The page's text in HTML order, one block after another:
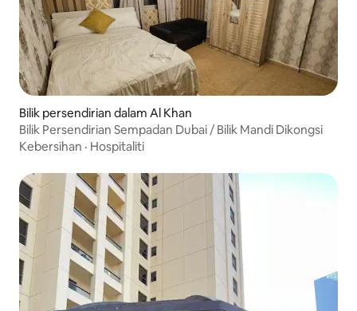
Bilik persendirian dalam Al Khan
Bilik Persendirian Sempadan Dubai / Bilik Mandi Dikongsi
Kebersihan · Hospitaliti